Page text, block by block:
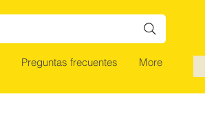
Preguntas frecuentes More